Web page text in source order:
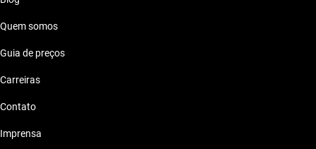
Quem somos
Guia de preços
Carreiras
Contato
Imprensa